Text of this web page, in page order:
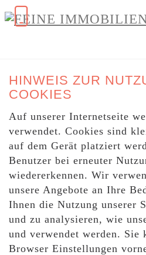
HINWEIS ZUR
COOKIES
Auf unserer Internetseite
verwendet. Cookies sind
auf dem Gerät platziert
Benutzer bei erneuter
wiedererkennen. Wir
unsere Angebote an Ihre
Ihnen die Nutzung unserer
und zu analysieren, wie
und verwendet werden. Sie
Browser Einstellungen